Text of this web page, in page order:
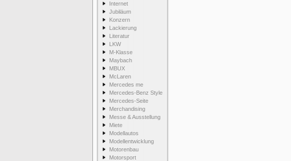
Internet
Jubiläum
Konzern
Lackierung
Literatur
LKW
M-Klasse
Maybach
MBUX
McLaren
Mercedes me
Mercedes-Benz Style
Mercedes-Seite
Merchandising
Messe & Ausstellung
Miete
Modellautos
Modellentwicklung
Motorenbau
Motorsport